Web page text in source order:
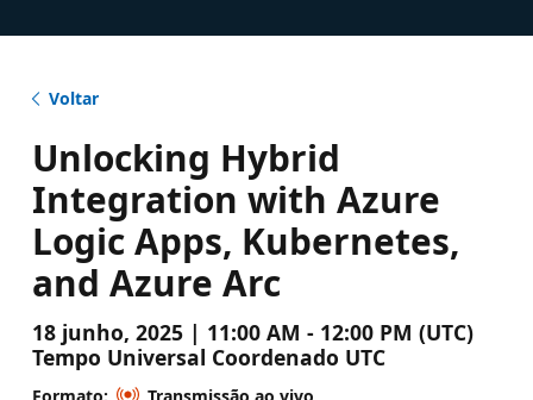
Voltar
Unlocking Hybrid
Integration with Azure
Logic Apps, Kubernetes,
and Azure Arc
18 junho, 2025 | 11:00 AM - 12:00 PM (UTC)
Tempo Universal Coordenado UTC
Formato:
Transmissão ao vivo